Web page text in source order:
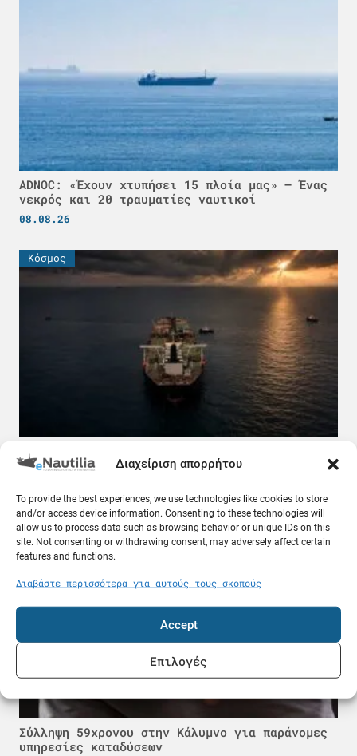
Διαχείριση απορρήτου
To provide the best experiences, we use technologies like cookies to store
and/or access device information. Consenting to these technologies will
allow us to process data such as browsing behavior or unique IDs on this
site. Not consenting or withdrawing consent, may adversely affect certain
features and functions.
Διαβάστε περισσότερα για αυτούς τους σκοπούς
Accept
Επιλογές
ADNOC: «Έχουν χτυπήσει 15 πλοία μας» – Ένας
νεκρός και 20 τραυματίες ναυτικοί
08.08.26
Κόσμος
Πετρέλαιο σε τιμή ευκαιρίας και τα δυσεύρετα
δεξαμενόπλοια: Τι συμβαίνει στον Περσικό
08.08.26
Ελλάδα
Σύλληψη 59χρονου στην Κάλυμνο για παράνομες
υπηρεσίες καταδύσεων